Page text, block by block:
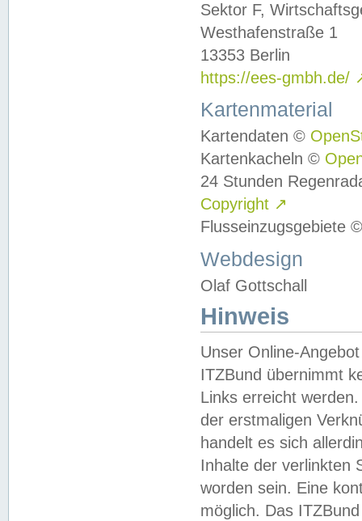
Sektor F,
Westhafenstraße 1
13353 Berlin
https://ees-gmbh.de/
Kartenmaterial
Kartendaten ©
Kartenkacheln ©
24 Stunden
Copyright ↗
Flusseinzugsgebiete
Webdesign
Olaf Gottschall
Hinweis
Unser Online-
ITZBund übernimmt
Links erreicht
der erstmaligen
handelt es sich
Inhalte der verlinkten
worden sein. Eine
möglich. Das